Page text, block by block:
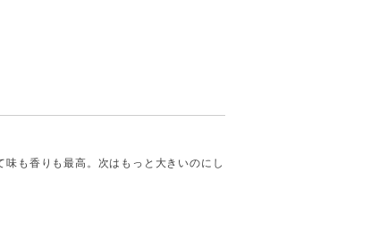
も香りも最高。次はもっと大きいのにし